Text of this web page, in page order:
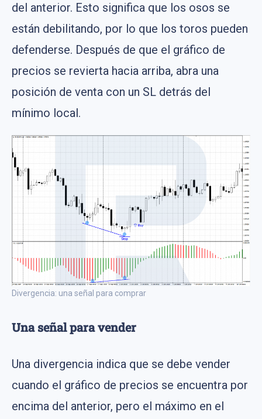
del anterior. Esto significa que los osos se
están debilitando, por lo que los toros pueden
defenderse. Después de que el gráfico de
precios se revierta hacia arriba, abra una
posición de venta con un SL detrás del
mínimo local.
Divergencia: una señal para comprar
Una señal para vender
Una divergencia indica que se debe vender
cuando el gráfico de precios se encuentra por
encima del anterior, pero el máximo en el